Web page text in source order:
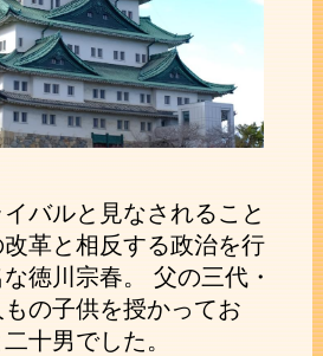
バルと見なされること
革と相反する政治を行
徳川宗春。 父の三代・
の子供を授かってお
十男でした。